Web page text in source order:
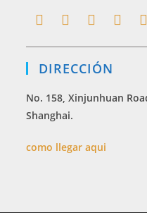
new
tab
a
new
tab
a
new
a
new
DIRECCIÓN
No. 158, Xinjunhuan
Shanghai.
como llegar aqui